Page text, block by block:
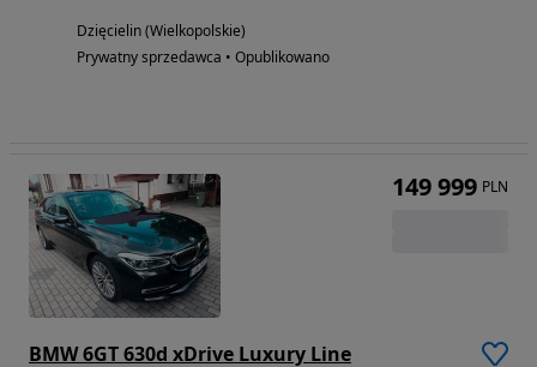
Dzięcielin (Wielkopolskie)
Prywatny sprzedawca • Opublikowano
BMW 6GT 630d xDrive Luxury Line
149 999 PLN